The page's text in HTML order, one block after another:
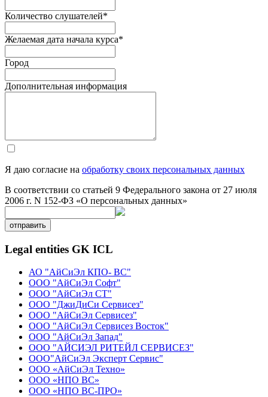
Количество слушателей*
Желаемая дата начала курса*
Город
Дополнительная информация
Я даю согласие на обработку своих персональных данных
В соответствии со статьей 9 Федерального закона от 27 июля
2006 г. N 152-ФЗ «О персональных данных»
отправить
Legal entities GK ICL
АО "АйСиЭл КПО- ВС"
ООО "АйСиЭл Софт"
ООО "АйСиЭл СТ"
ООО "ДжиДиСи Сервисез"
ООО "АйСиЭл Сервисез"
ООО "АйСиЭл Сервисез Восток"
ООО "АйСиЭл Запад"
ООО "АЙСИЭЛ РИТЕЙЛ СЕРВИСЕЗ"
ООО"АйСиЭл Эксперт Сервис"
ООО «АйСиЭл Техно»
ООО «НПО ВС»
ООО «НПО ВС-ПРО»